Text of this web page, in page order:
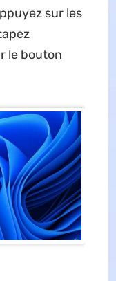
sur les
le bouton